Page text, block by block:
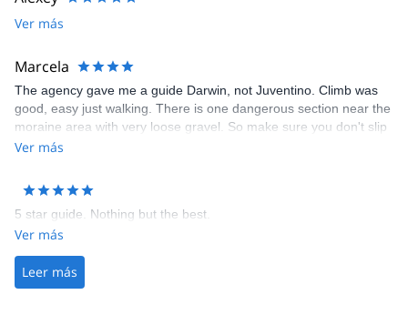
too if something is torn. The cook prepared delicious meals
during the circuit. The camping equipment was in very good
´s Peru Expeditions“.
Ver más
Marcela
The agency gave me a guide Darwin, not Juventino. Climb was
good, easy just walking. There is one dangerous section near the
moraine area with very loose gravel. So make sure you don't slip
there or you are dead. I stayed in refugio at the base camp which
clients some breaks once in a while, not rush too much. It's a high
altitude climbing after all.
Ver más
5 star guide. Nothing but the best.
Ver más
Leer más